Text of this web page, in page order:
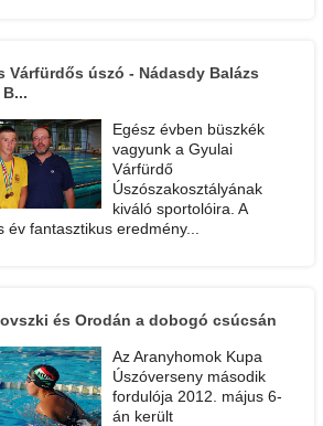
Várfürdős úszó - Nádasdy Balázs
Egész évben büszkék
vagyunk a Gyulai
Várfürdő
Úszószakosztályának
kiváló sportolóira. A
év fantasztikus eredmény...
és Orodán a dobogó csúcsán
Az Aranyhomok Kupa
Úszóverseny második
fordulója 2012. május 6-
án került